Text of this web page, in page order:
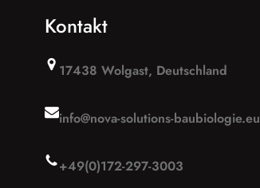
Kontakt
17438 Wolgast, Deutschland
info@nova-solutions-baubiologie.eu
+49(0)172-297-3003